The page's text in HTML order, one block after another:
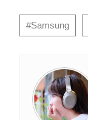
#Samsung